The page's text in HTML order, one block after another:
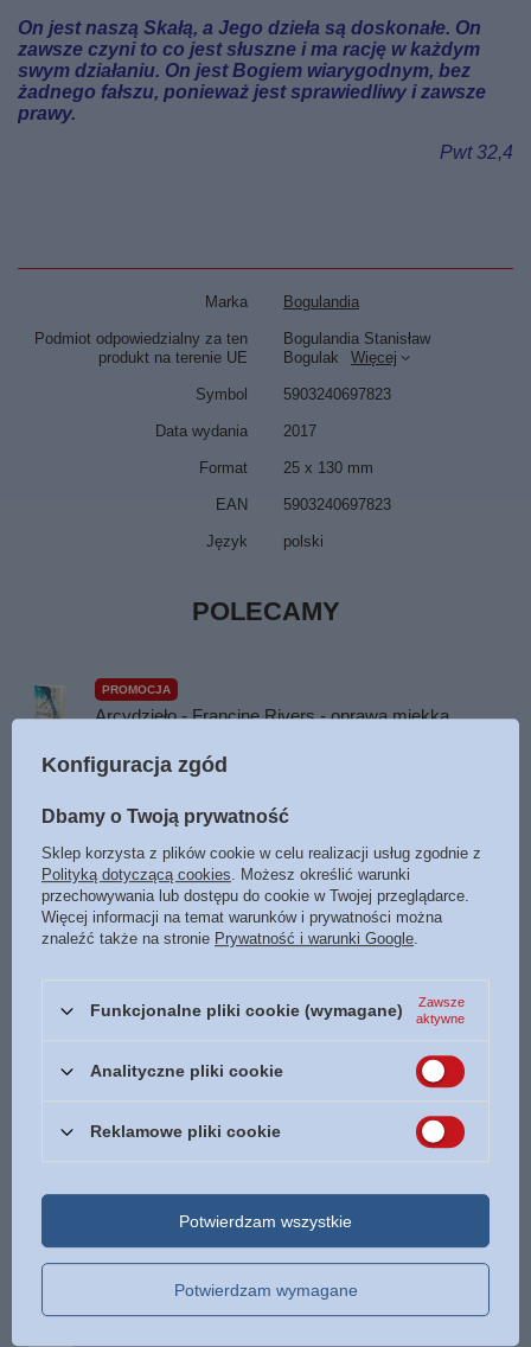
On jest naszą Skałą, a Jego dzieła są doskonałe. On
zawsze czyni to co jest słuszne i ma rację w każdym
swym działaniu. On jest Bogiem wiarygodnym, bez
żadnego fałszu, ponieważ jest sprawiedliwy i zawsze
prawy.
Pwt 32,4
Marka Bogulandia
Podmiot odpowiedzialny za ten
produkt na terenie UE
Bogulandia Stanisław
Bogulak
Więcej
Symbol 5903240697823
Data wydania 2017
Format 25 x 130 mm
EAN 5903240697823
Język polski
POLECAMY
PROMOCJA
Arcydzieło - Francine Rivers - oprawa miękka
Torba prezentowa Opakowanie ozdobne torby torebki
4,00 zł / szt.
PROMOCJA
Znamię Lwa Zestaw - Głos w wietrze, Echo w
105,00 zł / szt.
Cena regularna:209,97 zł
Znamię Lwa BOX Głos w wietrze, Echo w ciemności,
Jak świt poranka - Francine Rivers - 2022 - oprawa
Cena regularna:264,00 zł -42%
Reklamówka mała Bogulandia torba mała
Konfiguracja zgód
Dbamy o Twoją prywatność
Sklep korzysta z plików cookie w celu realizacji usług zgodnie z
Polityką dotyczącą cookies. Możesz określić warunki
przechowywania lub dostępu do cookie w Twojej przeglądarce.
Więcej informacji na temat warunków i prywatności można
znaleźć także na stronie Prywatność i warunki Google.
Funkcjonalne pliki cookie (wymagane)
Zawsze
aktywne
Analityczne pliki cookie
Reklamowe pliki cookie
Potwierdzam wymagane
Potwierdzam wszystkie